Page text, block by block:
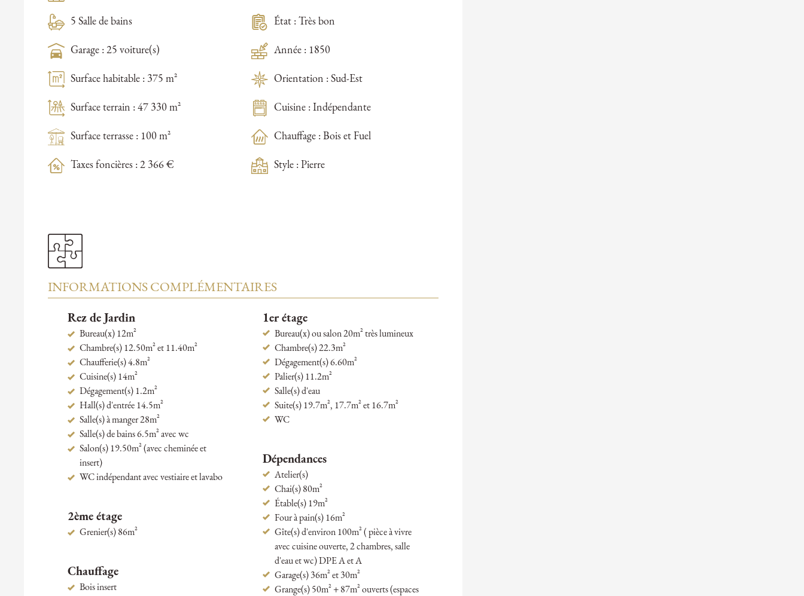
5 Salle de bains
Garage : 25 voiture(s)
Surface habitable : 375 m²
Surface terrain : 47 330 m²
Surface terrasse : 100 m²
Taxes foncières : 2 366 €
État : Très bon
Année : 1850
Orientation : Sud-Est
Cuisine : Indépendante
Chauffage : Bois et Fuel
Style : Pierre
INFORMATIONS COMPLÉMENTAIRES
Rez de Jardin
Bureau(x) 12m²
Chambre(s) 12.50m² et 11.40m²
Chaufferie(s) 4.8m²
Cuisine(s) 14m²
Dégagement(s) 1.2m²
Hall(s) d'entrée 14.5m²
Salle(s) à manger 28m²
Salle(s) de bains 6.5m² avec wc
Salon(s) 19.50m² (avec cheminée et
insert)
WC indépendant avec vestiaire et lavabo
2ème étage
Grenier(s) 86m²
Chauffage
Bois insert
1er étage
Bureau(x) ou salon 20m² très lumineux
Chambre(s) 22.3m²
Dégagement(s) 6.60m²
Palier(s) 11.2m²
Salle(s) d'eau
Suite(s) 19.7m², 17.7m² et 16.7m²
WC
Dépendances
Atelier(s)
Chai(s) 80m²
Étable(s) 19m²
Four à pain(s) 16m²
Gîte(s) d'environ 100m² ( pièce à vivre
avec cuisine ouverte, 2 chambres, salle
d'eau et wc) DPE A et A
Garage(s) 36m² et 30m²
Grange(s) 50m² + 87m² ouverts (espaces